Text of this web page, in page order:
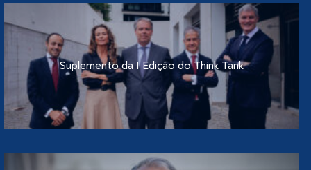
Suplemento da I Edição do Think Tank